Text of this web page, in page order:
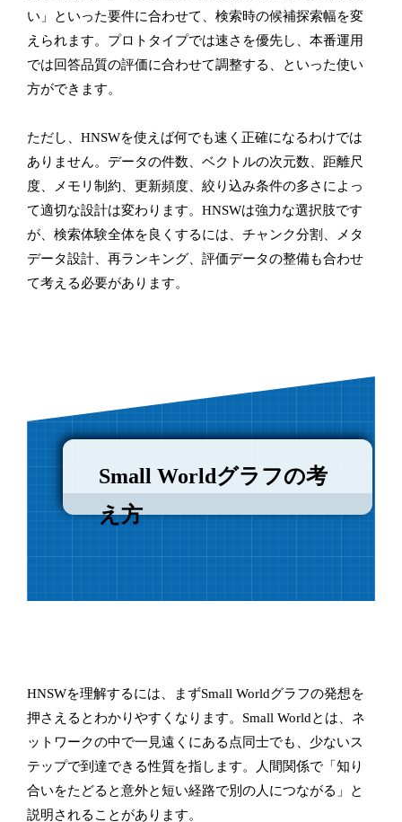
い」といった要件に合わせて、検索時の候補探索幅を変
えられます。プロトタイプでは速さを優先し、本番運用
では回答品質の評価に合わせて調整する、といった使い
方ができます。
ただし、HNSWを使えば何でも速く正確になるわけでは
ありません。データの件数、ベクトルの次元数、距離尺
度、メモリ制約、更新頻度、絞り込み条件の多さによっ
て適切な設計は変わります。HNSWは強力な選択肢です
が、検索体験全体を良くするには、チャンク分割、メタ
データ設計、再ランキング、評価データの整備も合わせ
て考える必要があります。
Small Worldグラフの考
え方
HNSWを理解するには、まずSmall Worldグラフの発想を
押さえるとわかりやすくなります。Small Worldとは、ネ
ットワークの中で一見遠くにある点同士でも、少ないス
テップで到達できる性質を指します。人間関係で「知り
合いをたどると意外と短い経路で別の人につながる」と
説明されることがあります。